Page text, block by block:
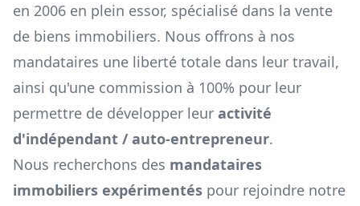
en 2006 en plein essor, spécialisé dans la vente
de biens immobiliers. Nous offrons à nos
mandataires une liberté totale dans leur travail,
ainsi qu'une commission à 100% pour leur
permettre de développer leur activité
d'indépendant / auto-entrepreneur.
Nous recherchons des mandataires
immobiliers expérimentés pour rejoindre notre